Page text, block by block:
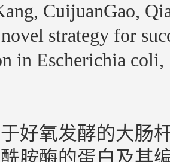
CuijuanGao,
strategy for
in Escherichia coli,
于好氧发酵的大